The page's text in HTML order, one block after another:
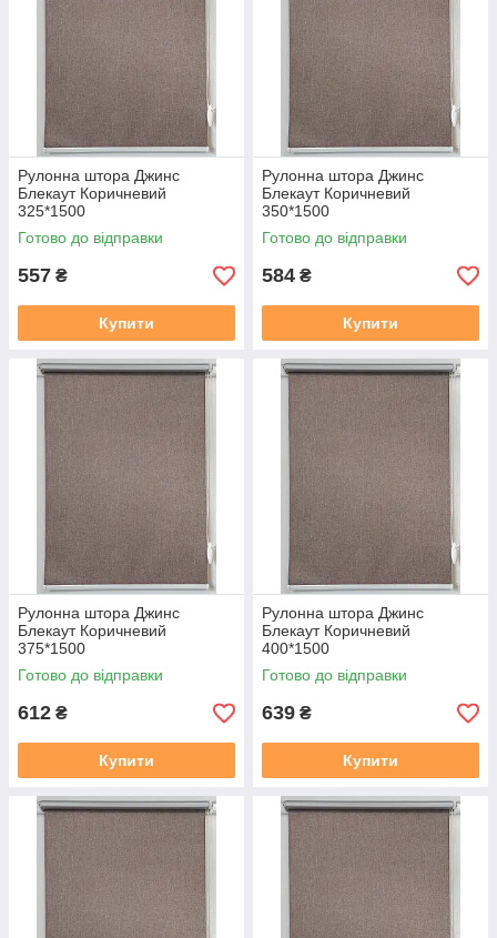
https://mir-shtor.org/a238919-montazh-sistemy-mini.html
Рулонна штора Джинс
Блекаут Коричневий
325*1500
Готово до відправки
557 ₴
Купити
Рулонна штора Джинс
Блекаут Коричневий
350*1500
Готово до відправки
584 ₴
Купити
Рулонна штора Джинс
Блекаут Коричневий
375*1500
Готово до відправки
612 ₴
Купити
Рулонна штора Джинс
Блекаут Коричневий
400*1500
Готово до відправки
639 ₴
Купити